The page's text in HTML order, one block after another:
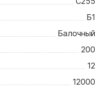
Б1
Балочный
200
12
12000